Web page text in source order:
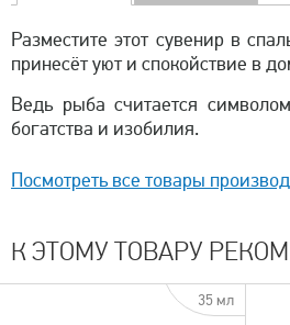
Разместите этот сувенир в
принесёт уют и спокойствие в
Ведь рыба считается
богатства и изобилия.
Посмотреть все товары
К ЭТОМУ ТОВАРУ
35 мл